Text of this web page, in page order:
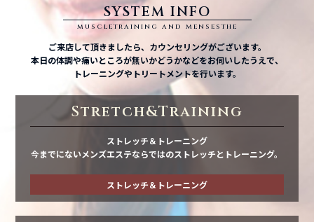
SYSTEM INFO
muscletraining and mensesthe
ご来店して頂きましたら、カウンセリングがございます。
本日の体調や痛いところが無いかどうかなどをお伺いしたうえで、
トレーニングやトリートメントを行います。
Stretch&Training
ストレッチ＆トレーニング
今までにないメンズエステならではのストレッチとトレーニング。
ストレッチ＆トレーニング